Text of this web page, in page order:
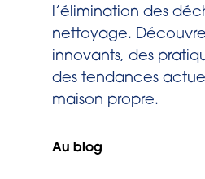
l’élimination des
nettoyage.
innovants, des
des tendances
maison propre.
Au blog